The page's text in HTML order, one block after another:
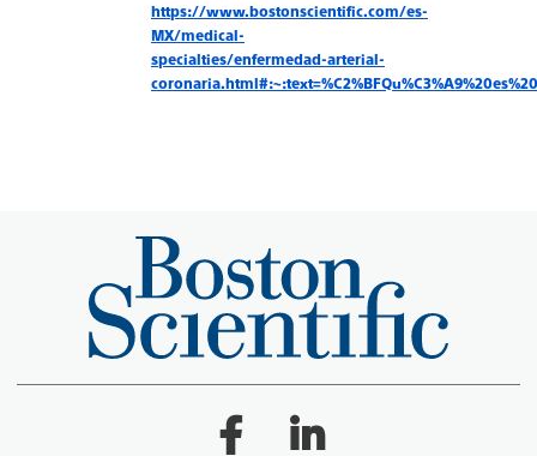
https://www.bostonscientific.com/es-
MX/medical-
specialties/enfermedad-arterial-